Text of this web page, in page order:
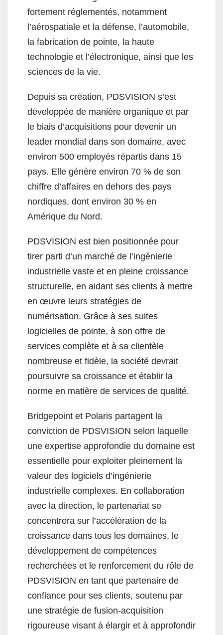
fortement réglementés, notamment
l’aérospatiale et la défense, l’automobile,
la fabrication de pointe, la haute
technologie et l’électronique, ainsi que les
sciences de la vie.
Depuis sa création, PDSVISION s’est
développée de manière organique et par
le biais d’acquisitions pour devenir un
leader mondial dans son domaine, avec
environ 500 employés répartis dans 15
pays. Elle génère environ 70 % de son
chiffre d’affaires en dehors des pays
nordiques, dont environ 30 % en
Amérique du Nord.
PDSVISION est bien positionnée pour
tirer parti d’un marché de l’ingénierie
industrielle vaste et en pleine croissance
structurelle, en aidant ses clients à mettre
en œuvre leurs stratégies de
numérisation. Grâce à ses suites
logicielles de pointe, à son offre de
services complète et à sa clientèle
nombreuse et fidèle, la société devrait
poursuivre sa croissance et établir la
norme en matière de services de qualité.
Bridgepoint et Polaris partagent la
conviction de PDSVISION selon laquelle
une expertise approfondie du domaine est
essentielle pour exploiter pleinement la
valeur des logiciels d’ingénierie
industrielle complexes. En collaboration
avec la direction, le partenariat se
concentrera sur l’accélération de la
croissance dans tous les domaines, le
développement de compétences
recherchées et le renforcement du rôle de
PDSVISION en tant que partenaire de
confiance pour ses clients, soutenu par
une stratégie de fusion-acquisition
rigoureuse visant à élargir et à approfondir